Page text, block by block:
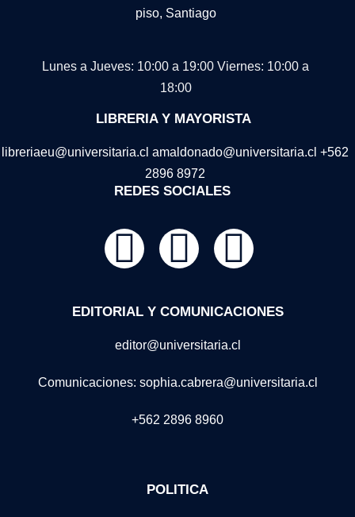
piso, Santiago
Lunes a Jueves: 10:00 a 19:00 Viernes: 10:00 a
18:00
LIBRERIA Y MAYORISTA
libreriaeu@universitaria.cl amaldonado@universitaria.cl +562
2896 8972
REDES SOCIALES
EDITORIAL Y COMUNICACIONES
editor@universitaria.cl
Comunicaciones: sophia.cabrera@universitaria.cl
+562 2896 8960
POLITICA